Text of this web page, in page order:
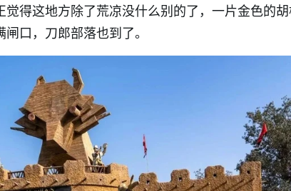
得这地方除了荒凉没什么别的了，一片金色的
口，刀郎部落也到了。